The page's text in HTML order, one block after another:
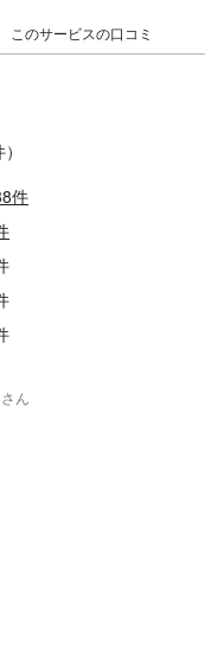
このサービスの口コミ
件
ん